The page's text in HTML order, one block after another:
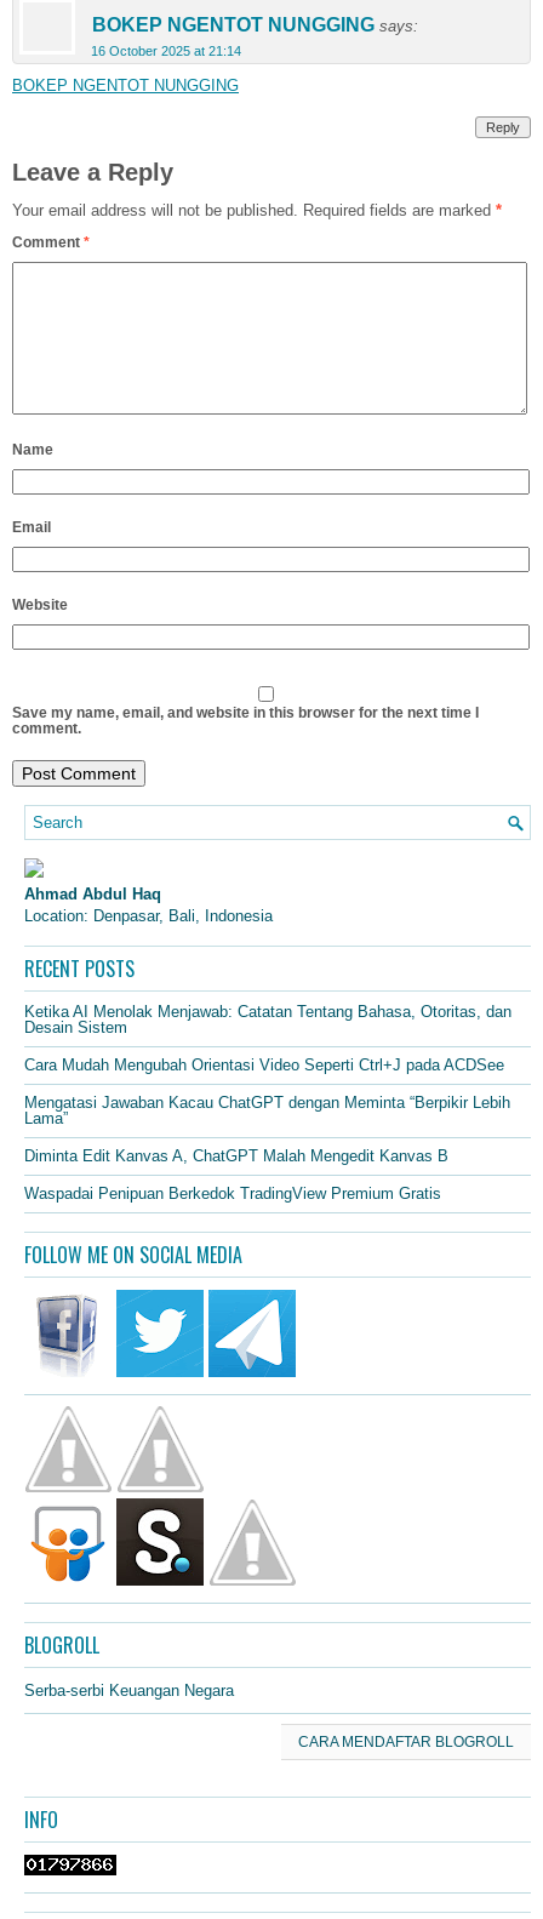
BOKEP NGENTOT NUNGGING says:
16 October 2025 at 21:14
BOKEP NGENTOT NUNGGING
Reply
Leave a Reply
Your email address will not be published. Required fields are marked *
Comment *
Name
Email
Website
Save my name, email, and website in this browser for the next time I
comment.
Ahmad Abdul Haq
Location: Denpasar, Bali, Indonesia
RECENT POSTS
Ketika AI Menolak Menjawab: Catatan Tentang Bahasa, Otoritas, dan
Desain Sistem
Cara Mudah Mengubah Orientasi Video Seperti Ctrl+J pada ACDSee
Mengatasi Jawaban Kacau ChatGPT dengan Meminta “Berpikir Lebih
Lama”
Diminta Edit Kanvas A, ChatGPT Malah Mengedit Kanvas B
Waspadai Penipuan Berkedok TradingView Premium Gratis
FOLLOW ME ON SOCIAL MEDIA
BLOGROLL
Serba-serbi Keuangan Negara
CARA MENDAFTAR BLOGROLL
INFO